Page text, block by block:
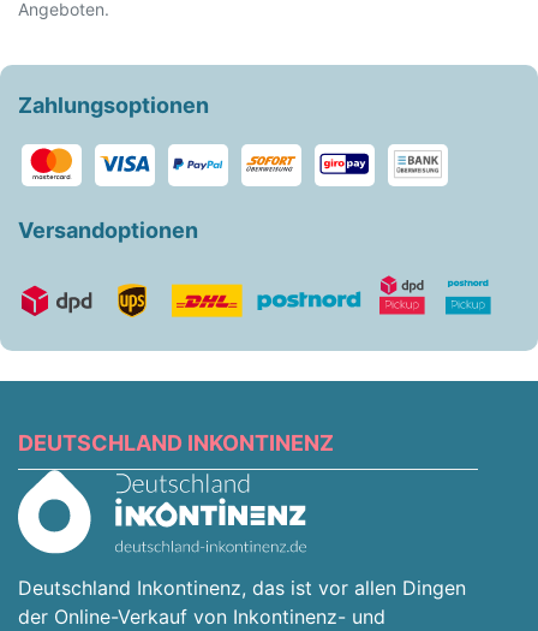
Angeboten.
Zahlungsoptionen
Versandoptionen
DEUTSCHLAND INKONTINENZ
Deutschland Inkontinenz, das ist vor allen Dingen
der Online-Verkauf von Inkontinenz- und